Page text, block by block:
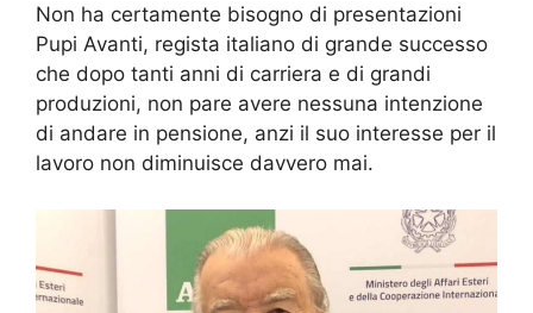
Non ha certamente bisogno di presentazioni
Pupi Avanti, regista italiano di grande successo
che dopo tanti anni di carriera e di grandi
produzioni, non pare avere nessuna intenzione
di andare in pensione, anzi il suo interesse per il
lavoro non diminuisce davvero mai.